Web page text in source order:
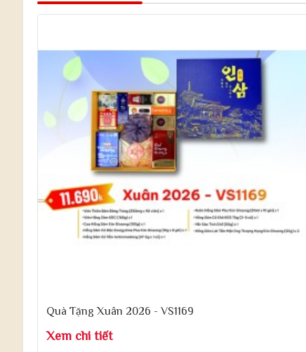
Quà Tặng Xuân 2026 - VS1169
Xem chi tiết